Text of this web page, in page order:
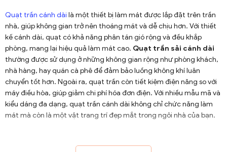
Quạt trần cánh dài là một thiết bị làm mát được lắp đặt trên trần
nhà, giúp không gian trở nên thoáng mát và dễ chịu hơn. Với thiết
kế cánh dài, quạt có khả năng phân tán gió rộng và đều khắp
phòng, mang lại hiệu quả làm mát cao. Quạt trần sải cánh dài
thường được sử dụng ở những không gian rộng như phòng khách,
nhà hàng, hay quán cà phê để đảm bảo luồng không khí luân
chuyển tốt hơn. Ngoài ra, quạt trần còn tiết kiệm điện năng so với
máy điều hòa, giúp giảm chi phí hóa đơn điện. Với nhiều mẫu mã và
kiểu dáng đa dạng, quạt trần cánh dài không chỉ chức năng làm
mát mà còn là một vật trang trí đẹp mắt trong ngôi nhà của bạn.
1.1. Lịch Sử và Sự Phát Triển